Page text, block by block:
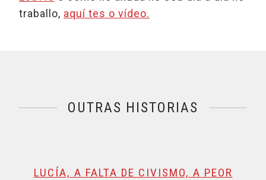
traballo, aquí tes o vídeo.
OUTRAS HISTORIAS
@name, visualizando página 1 de 1
LUCÍA, A FALTA DE CIVISMO, A PEOR